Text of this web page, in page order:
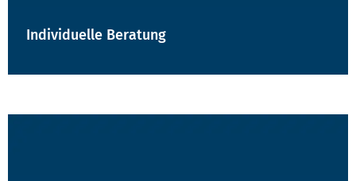
Individuelle Beratung